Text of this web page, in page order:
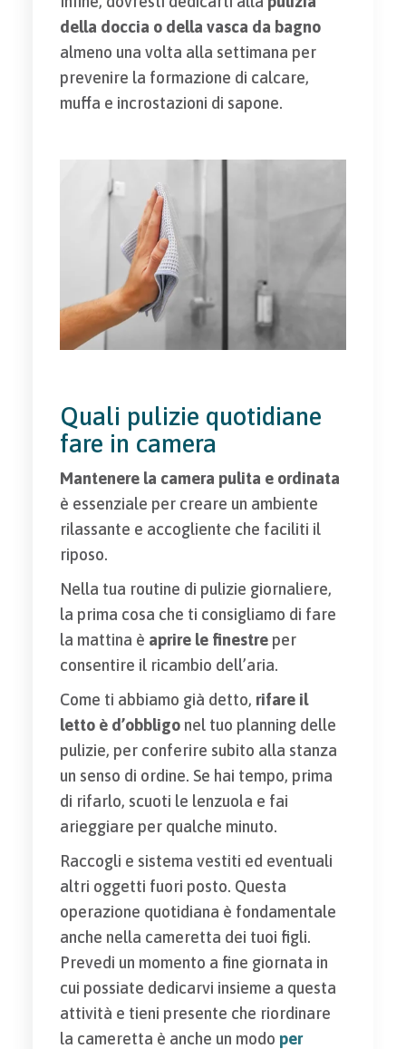
della doccia o della vasca da bagno
almeno una volta alla settimana per
prevenire la formazione di calcare,
muffa e incrostazioni di sapone.
Quali pulizie quotidiane
fare in camera
Mantenere la camera pulita e ordinata
è essenziale per creare un ambiente
rilassante e accogliente che faciliti il
riposo.
Nella tua routine di pulizie giornaliere,
la prima cosa che ti consigliamo di fare
la mattina è aprire le finestreper
consentire il ricambio dell’aria.
Come ti abbiamo già detto, rifare il
letto è d’obbligonel tuo planning delle
pulizie, per conferire subito alla stanza
un senso di ordine. Se hai tempo, prima
di rifarlo, scuoti le lenzuola e fai
arieggiare per qualche minuto.
Raccogli e sistema vestiti ed eventuali
altri oggetti fuori posto. Questa
operazione quotidiana è fondamentale
anche nella cameretta dei tuoi figli.
Prevedi un momento a fine giornata in
cui possiate dedicarvi insieme a questa
attività e tieni presente che riordinare
la cameretta è anche un modo per